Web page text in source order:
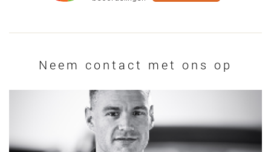
Neem contact met ons op